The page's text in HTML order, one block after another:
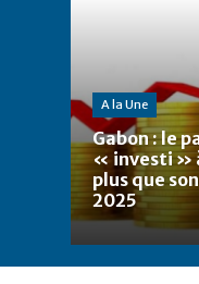
A la Une
Gabon : le
« investi »
plus que
2025